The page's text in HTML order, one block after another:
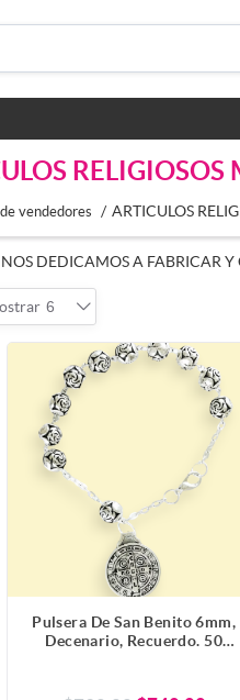
RELIGIOSOS
de vendedores / ARTICULOS
DEDICAMOS A FABRICAR
6
Pulsera De San Benito 6mm,
Decenario, Recuerdo. 50